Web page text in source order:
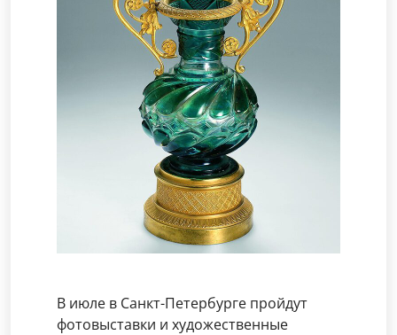
В июле в Санкт-Петербурге пройдут
фотовыставки и художественные